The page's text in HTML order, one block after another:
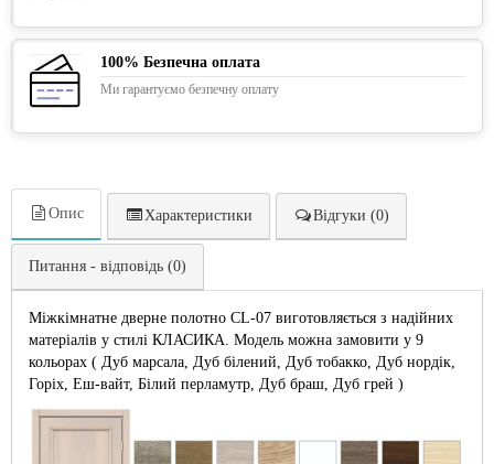
100% Безпечна оплата
Ми гарантуємо безпечну оплату
Опис Характеристики Відгуки (0)
Питання - відповідь (0)
Міжкімнатне дверне полотно CL-07 виготовляється з надійних
матеріалів у стилі КЛАСИКА. Модель можна замовити у 9
кольорах ( Дуб марсала, Дуб білений, Дуб тобакко, Дуб нордік,
Горіх, Еш-вайт, Білий перламутр, Дуб браш, Дуб грей )